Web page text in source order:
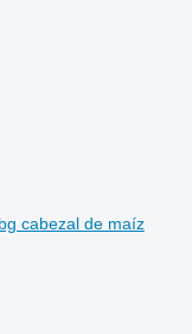
cabezal de maíz